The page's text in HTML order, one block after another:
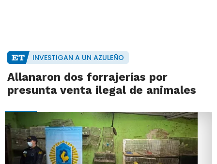
INVESTIGAN A UN AZULEÑO
Allanaron dos forrajerías por
presunta venta ilegal de animales